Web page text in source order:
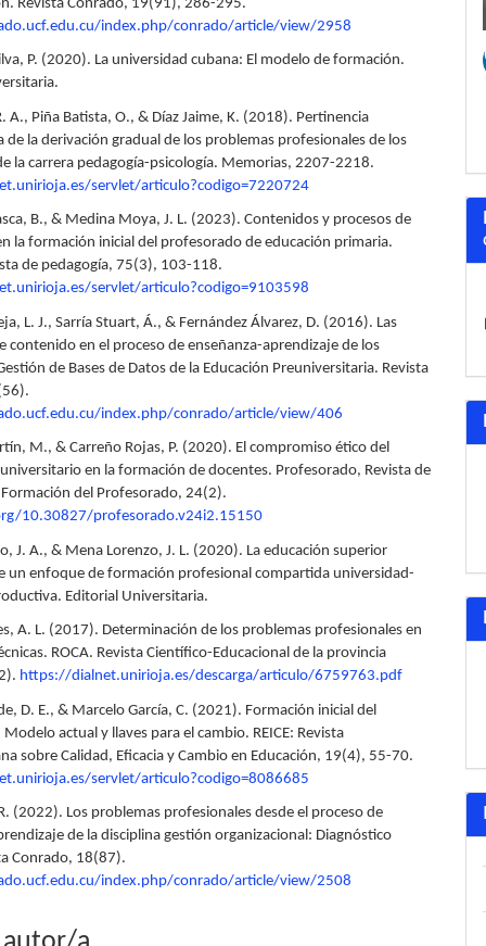
Revista Conrado, 19(91), 286-295.
index.php/conrado/article/view/2958
P. (2020). La universidad cubana: El modelo de formación.
A., Piña Batista, O., & Díaz Jaime, K. (2018). Pertinencia
de la derivación gradual de los problemas profesionales de los
la carrera pedagogía-psicología. Memorias, 2207-2218.
servlet/articulo?codigo=7220724
B., & Medina Moya, J. L. (2023). Contenidos y procesos de
la formación inicial del profesorado de educación primaria.
de pedagogía, 75(3), 103-118.
servlet/articulo?codigo=9103598
L. J., Sarría Stuart, Á., & Fernández Álvarez, D. (2016). Las
contenido en el proceso de enseñanza-aprendizaje de los
de Bases de Datos de la Educación Preuniversitaria. Revista
index.php/conrado/article/view/406
M., & Carreño Rojas, P. (2020). El compromiso ético del
en la formación de docentes. Profesorado, Revista de
del Profesorado, 24(2).
10.30827/profesorado.v24i2.15150
J. A., & Mena Lorenzo, J. L. (2020). La educación superior
un enfoque de formación profesional compartida universidad-
Editorial Universitaria.
A. L. (2017). Determinación de los problemas profesionales en
ROCA. Revista Científico-Educacional de la provincia
https://dialnet.unirioja.es/descarga/articulo/6759763.pdf
D. E., & Marcelo García, C. (2021). Formación inicial del
actual y llaves para el cambio. REICE: Revista
sobre Calidad, Eficacia y Cambio en Educación, 19(4), 55-70.
servlet/articulo?codigo=8086685
(2022). Los problemas profesionales desde el proceso de
de la disciplina gestión organizacional: Diagnóstico
Conrado, 18(87).
index.php/conrado/article/view/2508